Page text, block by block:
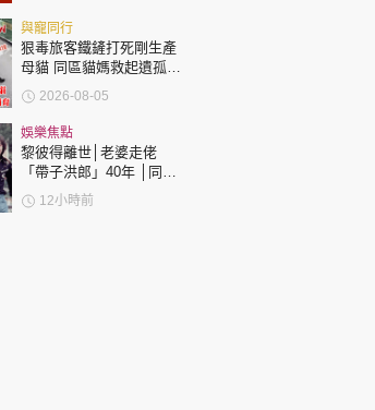
與寵同行
狠毒旅客鐵鏟打死剛生產
母貓 同區貓媽救起遺孤貓
B接手哺育
2026-08-05
娛樂焦點
黎彼得離世│老婆走佬
「帶子洪郎」40年 │同許
冠傑聯手合作《浪子心
聲》成經典 合作7年拆夥
12小時前